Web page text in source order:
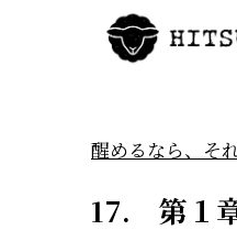
醒めるなら、そ
17. 第１